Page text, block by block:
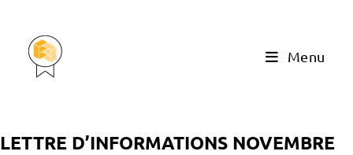
Menu
LETTRE D’INFORMATIONS NOVEMBRE